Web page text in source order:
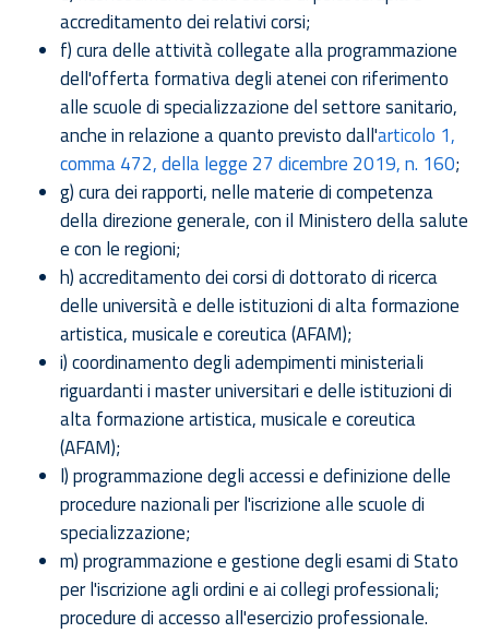
accreditamento dei relativi corsi;
f) cura delle attività collegate alla programmazione
dell'offerta formativa degli atenei con riferimento
alle scuole di specializzazione del settore sanitario,
anche in relazione a quanto previsto dall'articolo 1,
comma 472, della legge 27 dicembre 2019, n. 160;
g) cura dei rapporti, nelle materie di competenza
della direzione generale, con il Ministero della salute
e con le regioni;
h) accreditamento dei corsi di dottorato di ricerca
delle università e delle istituzioni di alta formazione
artistica, musicale e coreutica (AFAM);
i) coordinamento degli adempimenti ministeriali
riguardanti i master universitari e delle istituzioni di
alta formazione artistica, musicale e coreutica
(AFAM);
l) programmazione degli accessi e definizione delle
procedure nazionali per l'iscrizione alle scuole di
specializzazione;
m) programmazione e gestione degli esami di Stato
per l'iscrizione agli ordini e ai collegi professionali;
procedure di accesso all'esercizio professionale.